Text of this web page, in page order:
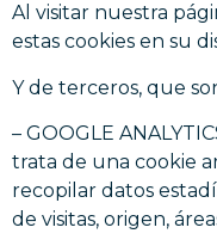
Al visitar nuestra
estas cookies en su
Y de terceros, que
– GOOGLE
trata de una cookie
recopilar datos
de visitas, origen,